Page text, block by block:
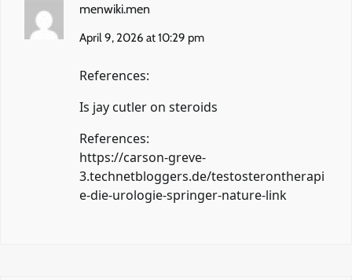
menwiki.men
April 9, 2026 at 10:29 pm
References:
Is jay cutler on steroids
References:
https://carson-greve-
3.technetbloggers.de/testosterontherapi
e-die-urologie-springer-nature-link